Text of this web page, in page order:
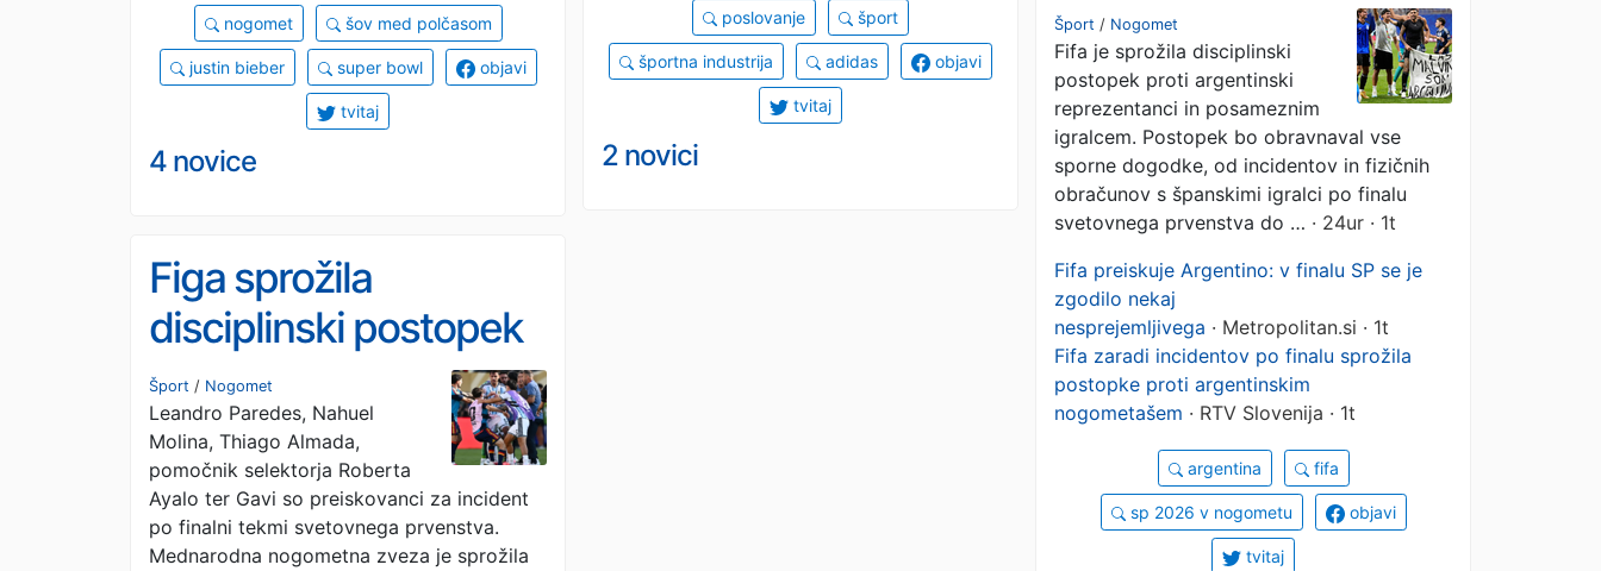
poslovanje šport
športna industrija adidas objavi
tvitaj
2 novici
nogomet šov med polčasom
justin bieber super bowl objavi
tvitaj
4 novice
Šport / Nogomet
Fifa je sprožila disciplinski
postopek proti argentinski
reprezentanci in posameznim
igralcem. Postopek bo obravnaval vse
sporne dogodke, od incidentov in fizičnih
obračunov s španskimi igralci po finalu
svetovnega prvenstva do … · 24ur · 1t
Fifa preiskuje Argentino: v finalu SP se je
zgodilo nekaj
nesprejemljivega · Metropolitan.si · 1t
Fifa zaradi incidentov po finalu sprožila
postopke proti argentinskim
nogometašem · RTV Slovenija · 1t
argentina fifa
sp 2026 v nogometu objavi
tvitaj
Figa sprožila
disciplinski postopek
za štiri Argentince in
Španca
Šport / Nogomet
Leandro Paredes, Nahuel
Molina, Thiago Almada,
pomočnik selektorja Roberta
Ayalo ter Gavi so preiskovanci za incident
po finalni tekmi svetovnega prvenstva.
Mednarodna nogometna zveza je sprožila